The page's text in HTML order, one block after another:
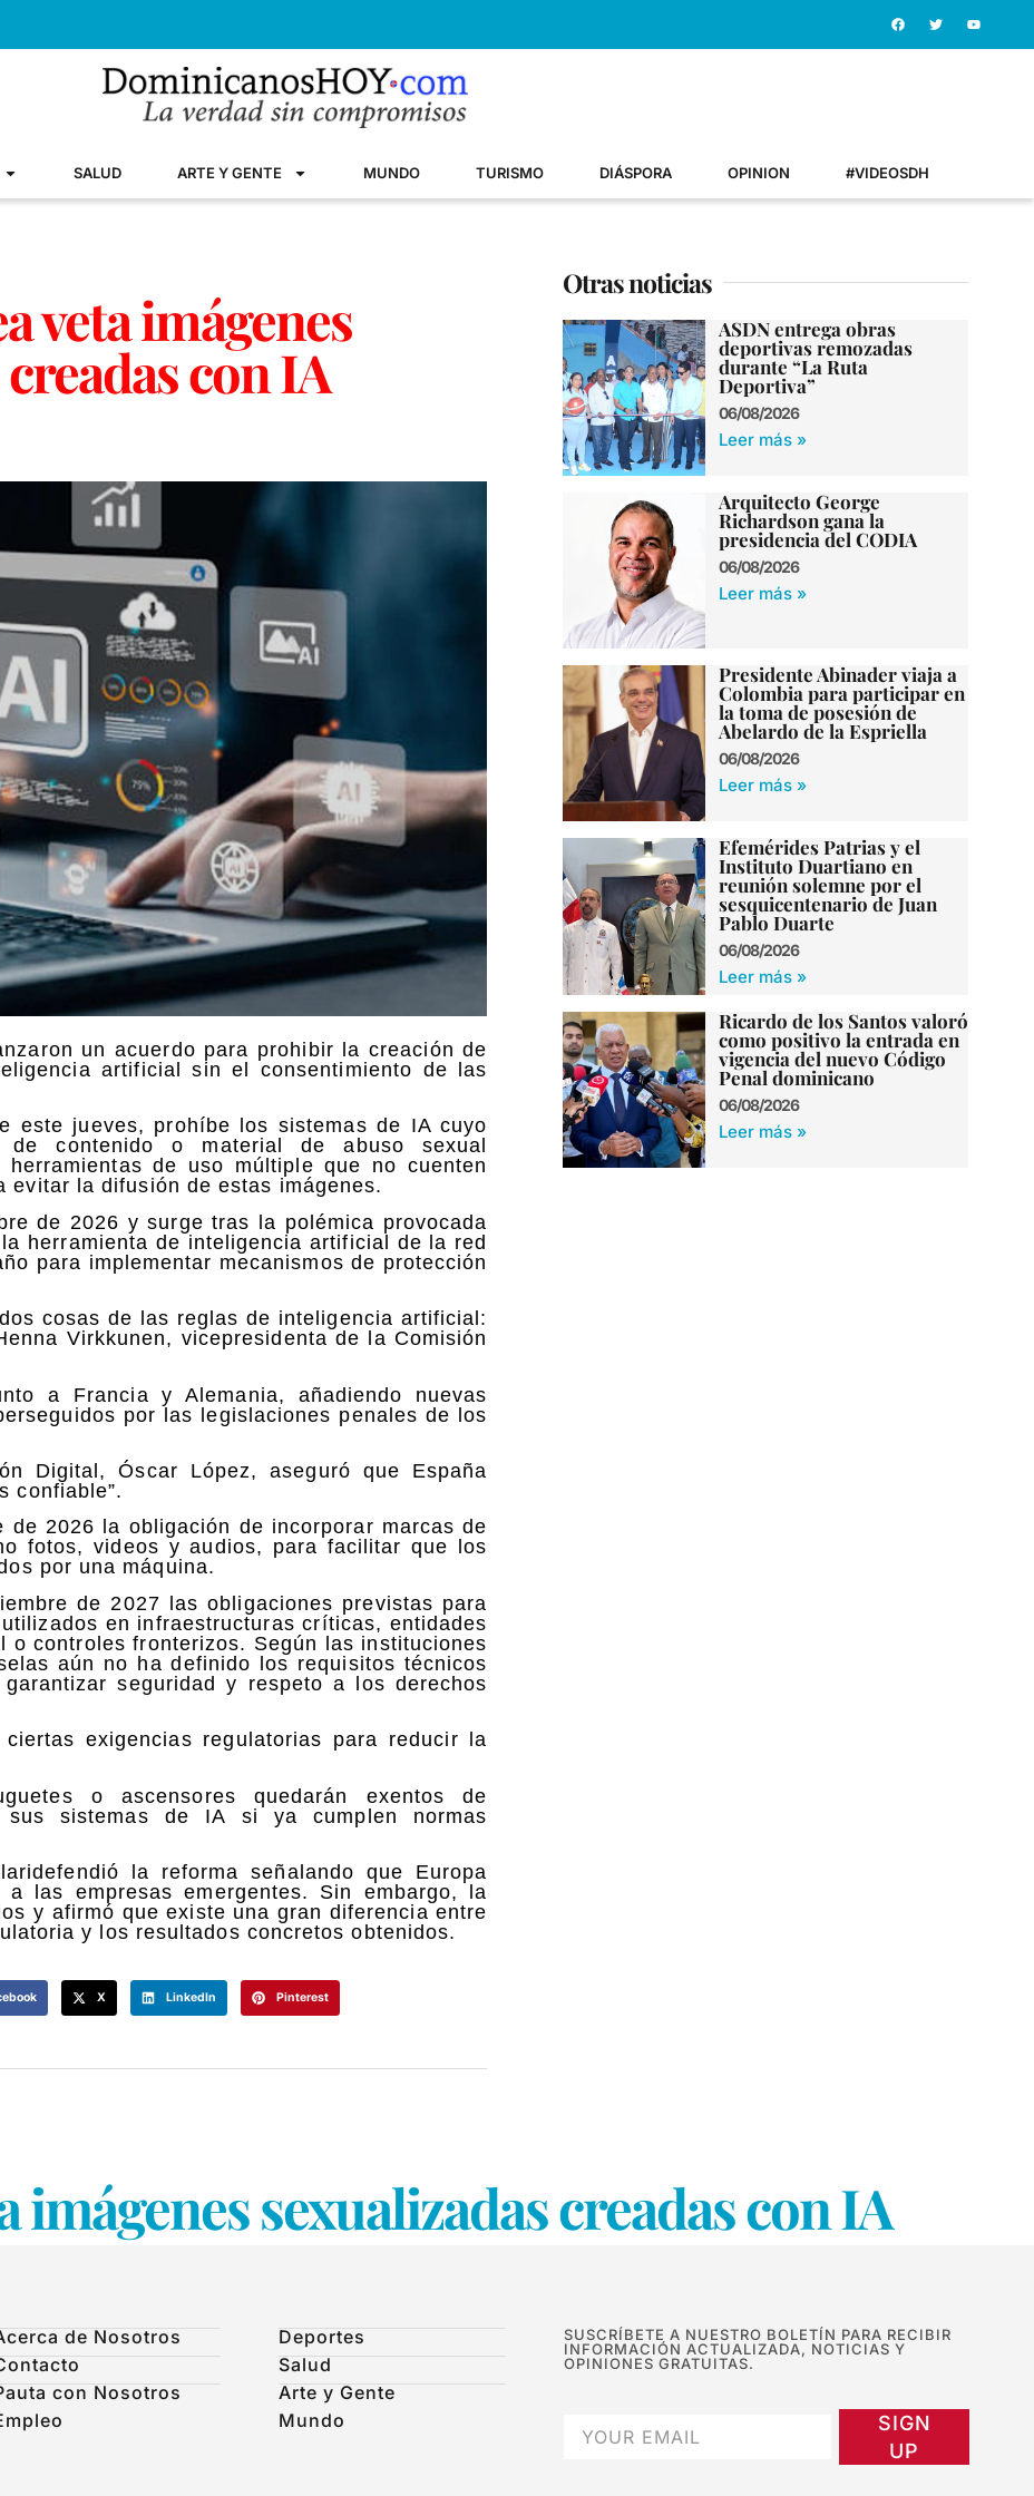
SALUD ARTE Y GENTE MUNDO TURISMO DIÁSPORA OPINION #VIDEOSDH
veta imágenes
con IA
un acuerdo para prohibir la creación de
artificial
sin el consentimiento de las
este jueves, prohíbe los sistemas de IA cuyo
contenido o material de abuso sexual
de uso múltiple que no cuenten
evitar la difusión de estas imágenes.
de 2026 y surge tras la polémica provocada
herramienta de inteligencia artificial de la red
para implementar mecanismos de protección
cosas de las reglas de inteligencia artificial:
Virkkunen, vicepresidenta de la Comisión
a Francia y Alemania, añadiendo nuevas
por las legislaciones penales de los
Digital, Óscar López, aseguró que España
confiable”.
2026 la obligación de incorporar marcas de
fotos, videos y audios, para facilitar que los
por una máquina.
de 2027 las obligaciones previstas para
en infraestructuras críticas, entidades
o controles fronterizos. Según las instituciones
aún no ha definido los requisitos técnicos
seguridad y respeto a los derechos
exigencias regulatorias para reducir la
o ascensores quedarán exentos de
sus sistemas de IA si ya cumplen normas
la reforma señalando que Europa
las empresas emergentes. Sin embargo, la
y afirmó que existe una gran diferencia entre
y los resultados concretos obtenidos.
X LinkedIn Pinterest
Otras noticias
ASDN entrega obras
deportivas remozadas
durante “La Ruta
Deportiva”
06/08/2026
Leer más »
Arquitecto George
Richardson gana la
presidencia del CODIA
06/08/2026
Leer más »
Presidente Abinader viaja a
Colombia para participar en
la toma de posesión de
Abelardo de la Espriella
06/08/2026
Leer más »
Efemérides Patrias y el
Instituto Duartiano en
reunión solemne por el
sesquicentenario de Juan
Pablo Duarte
06/08/2026
Leer más »
Ricardo de los Santos valoró
como positivo la entrada en
vigencia del nuevo Código
Penal dominicano
06/08/2026
Leer más »
imágenes sexualizadas creadas con IA
de Nosotros
con Nosotros
Deportes
Salud
Arte y Gente
Mundo
SUSCRÍBETE A NUESTRO BOLETÍN PARA RECIBIR
INFORMACIÓN ACTUALIZADA, NOTICIAS Y
OPINIONES GRATUITAS.
SIGN
UP